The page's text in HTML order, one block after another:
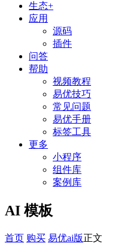
生态+
应用
源码
插件
问答
帮助
视频教程
易优技巧
常见问题
易优手册
标签工具
更多
小程序
组件库
案例库
AI 模板
首页 购买 易优ai版正文